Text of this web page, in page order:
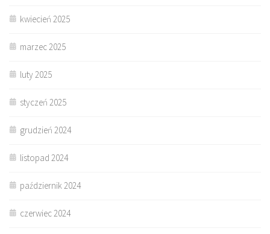
kwiecień 2025
marzec 2025
luty 2025
styczeń 2025
grudzień 2024
listopad 2024
październik 2024
czerwiec 2024